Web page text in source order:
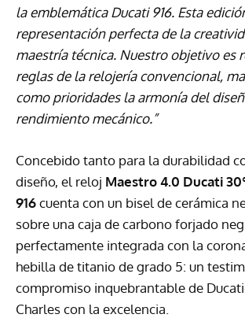
la emblemática Ducati 916. Esta
representación perfecta de la
maestría técnica. Nuestro objetivo es
reglas de la relojería convencional,
como prioridades la armonía del
rendimiento mecánico.”
Concebido tanto para la durabilidad
diseño, el reloj Maestro 4.0 Ducati
916cuenta con un bisel de cerámica
sobre una caja de carbono forjado
perfectamente integrada con la
hebilla de titanio de grado 5: un
compromiso inquebrantable de
Charles con la excelencia.